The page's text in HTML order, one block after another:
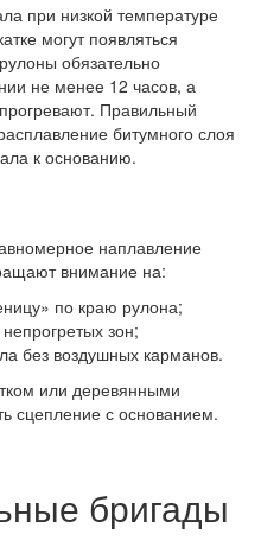
при низкой температуре
могут появляться
обязательно
не менее 12 часов, а
Правильный
битумного слоя
к основанию.
наплавление
внимание на:
по краю рулона;
зон;
без воздушных карманов.
или деревянными
сцепление с основанием.
бригады